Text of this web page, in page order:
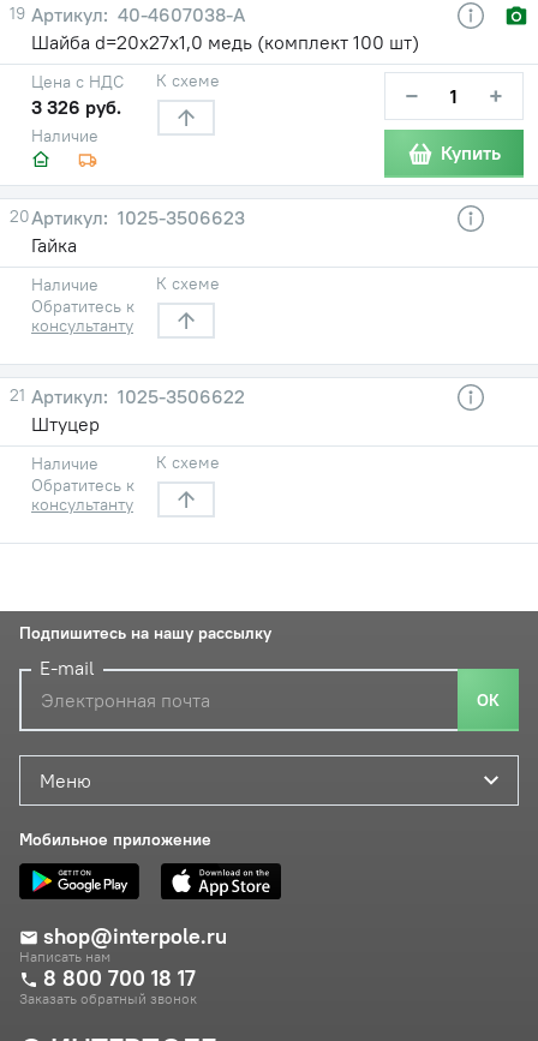
19
40-4607038-А
Шайба d=20х27х1,0 медь (комплект 100 шт)
Наличие
Цена с НДС
3 326 руб.
К схеме − +
Купить
20
1025-3506623
Гайка
Наличие
Обратитесь к
консультанту
К схеме
21
1025-3506622
Штуцер
Наличие
Обратитесь к
консультанту
К схеме
Меню
Мобильное приложение
shop@interpole.ru
Написать нам
8 800 700 18 17
Заказать обратный звонок
Подпишитесь на нашу рассылку
E-mail
ОК